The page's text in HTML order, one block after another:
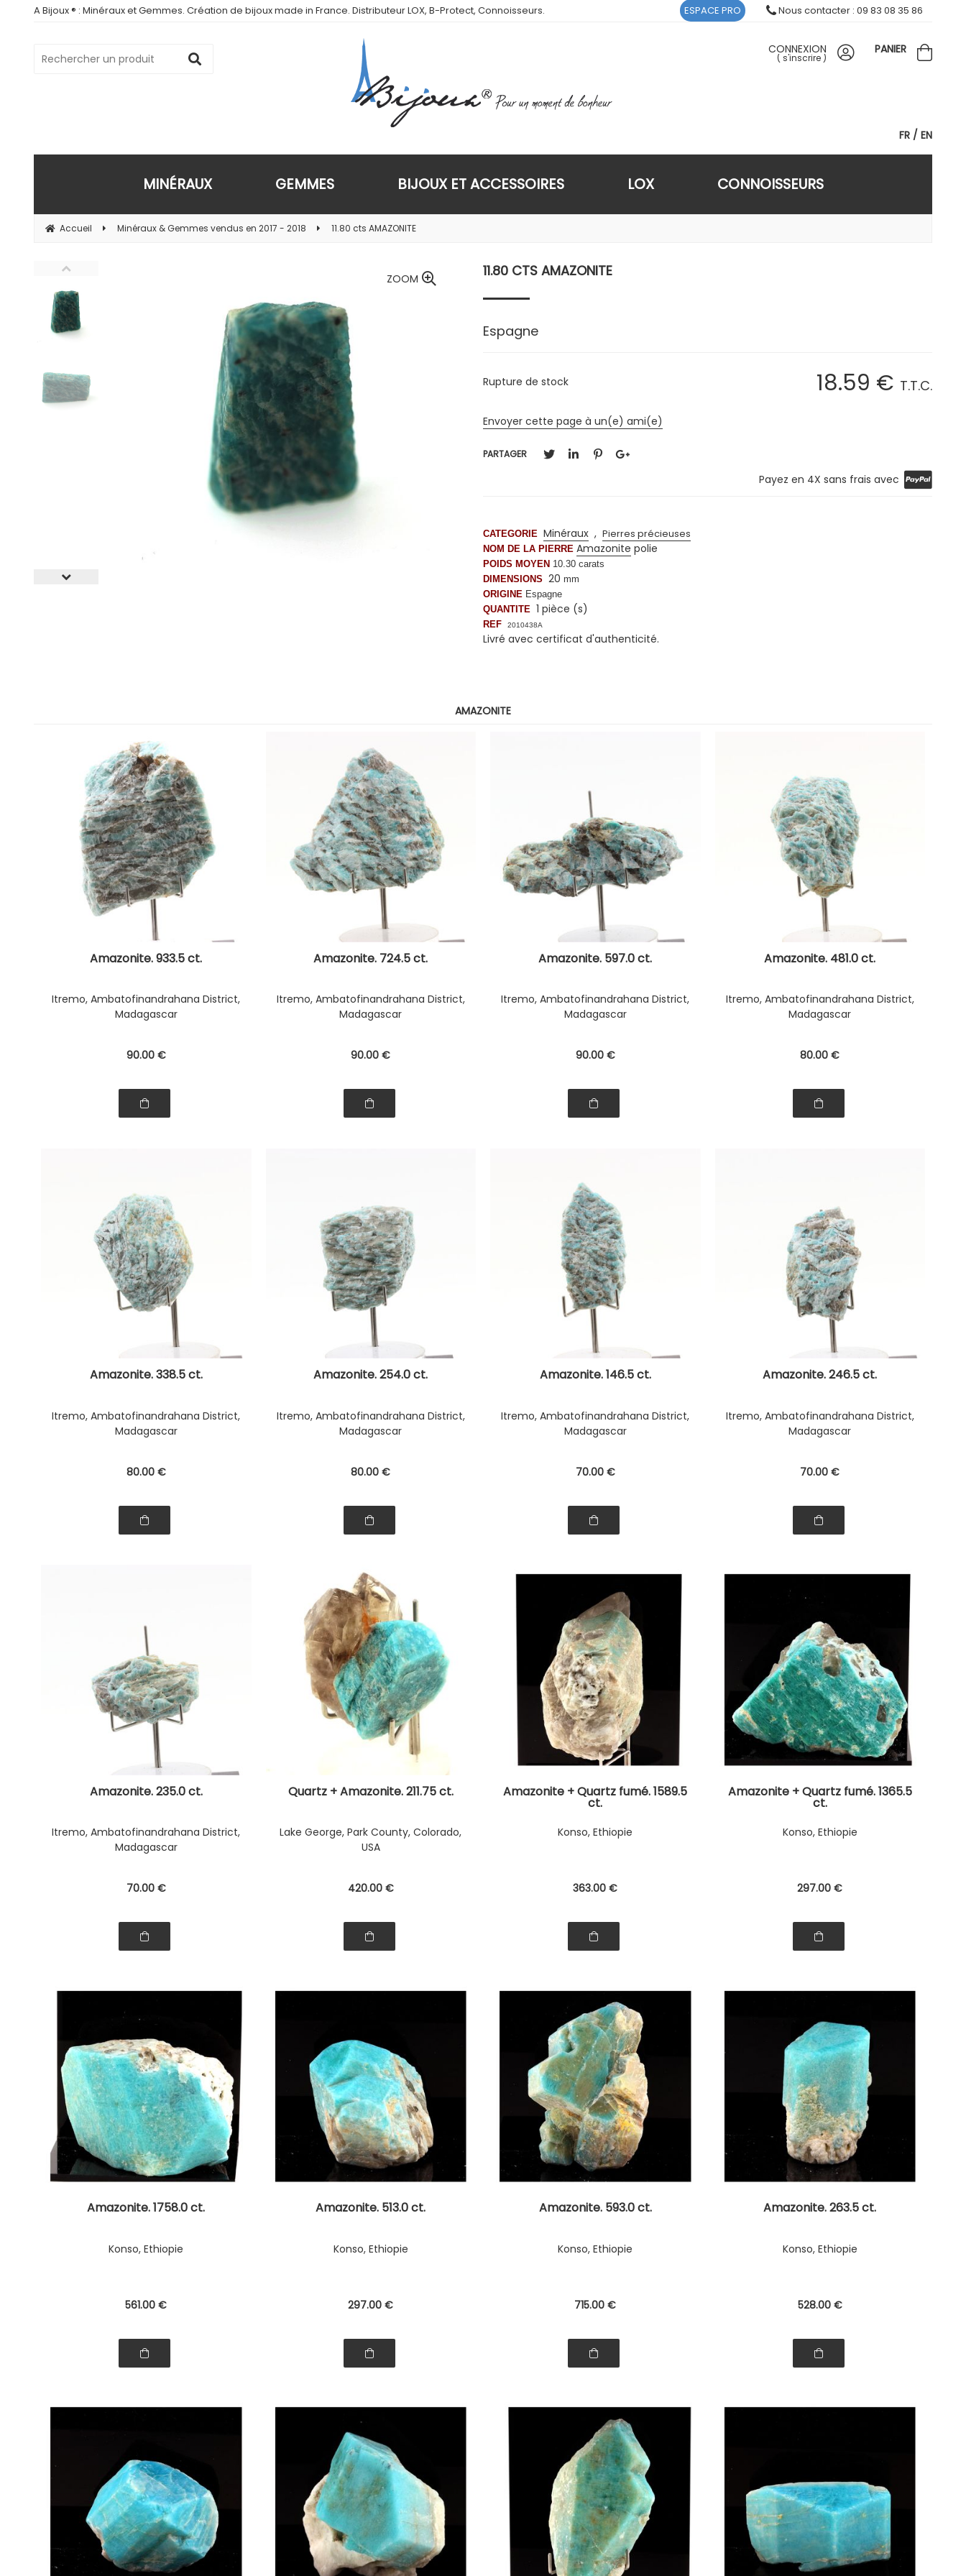
A Bijoux ® : Minéraux et Gemmes. Création de bijoux made in France. Distributeur LOX, B-Protect, Connoisseurs.
FR EN
CONNEXION
( s'inscrire )
PANIER
MINÉRAUX GEMMES BIJOUX ET ACCESSOIRES LOX CONNOISSEURS
Accueil Minéraux & Gemmes vendus en 2017 - 2018 11.80 cts AMAZONITE
ZOOM 11.80 CTS AMAZONITE
Espagne
18.59 € T.T.C.
Rupture de stock
Envoyer cette page à un(e) ami(e)
PARTAGER
Payez en 4X sans frais avec
CATEGORIE Minéraux , Pierres précieuses
NOM DE LA PIERRE Amazonite polie
POIDS MOYEN 10.30 carats
DIMENSIONS 20 mm
ORIGINE Espagne
QUANTITE 1 pièce (s)
REF 2010438A
Livré avec certificat d'authenticité.
AMAZONITE
Amazonite. 933.5 ct.
Itremo, Ambatofinandrahana District,
Madagascar
90.00 €
Amazonite. 724.5 ct.
Itremo, Ambatofinandrahana District,
Madagascar
90.00 €
Amazonite. 597.0 ct.
Itremo, Ambatofinandrahana District,
Madagascar
90.00 €
Amazonite. 481.0 ct.
Itremo, Ambatofinandrahana District,
Madagascar
80.00 €
Amazonite. 338.5 ct.
Itremo, Ambatofinandrahana District,
Madagascar
80.00 €
Amazonite. 254.0 ct.
Itremo, Ambatofinandrahana District,
Madagascar
80.00 €
Amazonite. 146.5 ct.
Itremo, Ambatofinandrahana District,
Madagascar
70.00 €
Amazonite. 246.5 ct.
Itremo, Ambatofinandrahana District,
Madagascar
70.00 €
Amazonite. 235.0 ct.
Itremo, Ambatofinandrahana District,
Madagascar
70.00 €
Quartz + Amazonite. 211.75 ct.
Lake George, Park County, Colorado,
USA
420.00 €
Amazonite + Quartz fumé. 1589.5
ct.
Konso, Ethiopie
363.00 €
Amazonite + Quartz fumé. 1365.5
ct.
Konso, Ethiopie
297.00 €
Amazonite. 1758.0 ct.
Konso, Ethiopie
561.00 €
Amazonite. 513.0 ct.
Konso, Ethiopie
297.00 €
Amazonite. 593.0 ct.
Konso, Ethiopie
715.00 €
Amazonite. 263.5 ct.
Konso, Ethiopie
528.00 €
ESPACE PRO Nous contacter : 09 83 08 35 86